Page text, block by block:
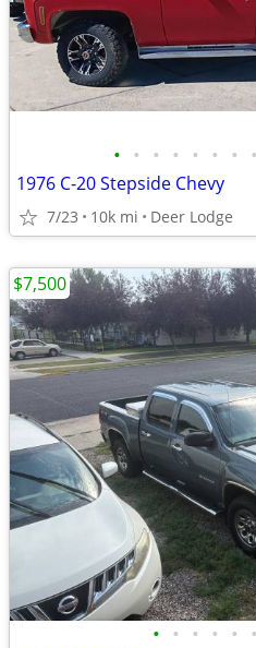
• • • • • • • •
1976 C-20 Stepside Chevy
7/23 10k mi Deer Lodge
• • • • • •
$7,500